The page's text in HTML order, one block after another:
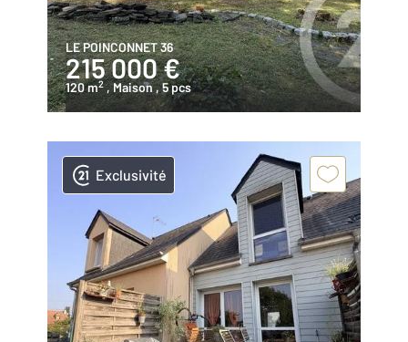
LE POINCONNET 36
215 000 €
120 m2 , Maison, 5 pcs
Exclusivité